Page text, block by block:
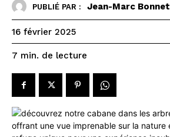
PUBLIÉ PAR : Jean-Marc Bonnet
16 février 2025
7 min. de lecture